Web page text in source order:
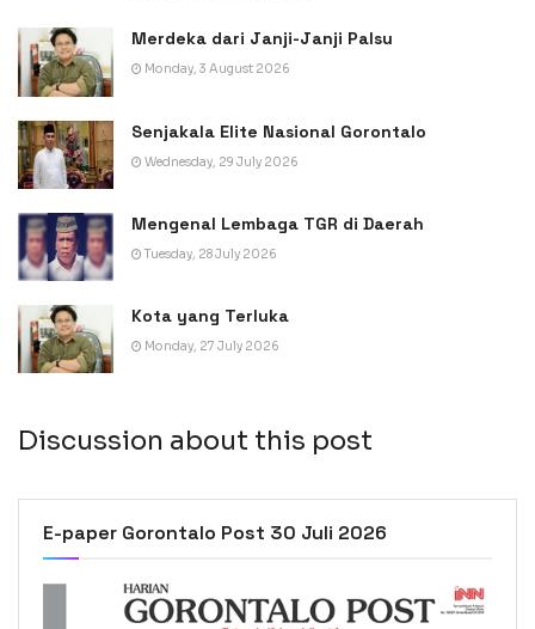
Merdeka dari Janji-Janji Palsu
Monday, 3 August 2026
Senjakala Elite Nasional Gorontalo
Wednesday, 29 July 2026
Mengenal Lembaga TGR di Daerah
Tuesday, 28 July 2026
Kota yang Terluka
Monday, 27 July 2026
Discussion about this post
E-paper Gorontalo Post 30 Juli 2026